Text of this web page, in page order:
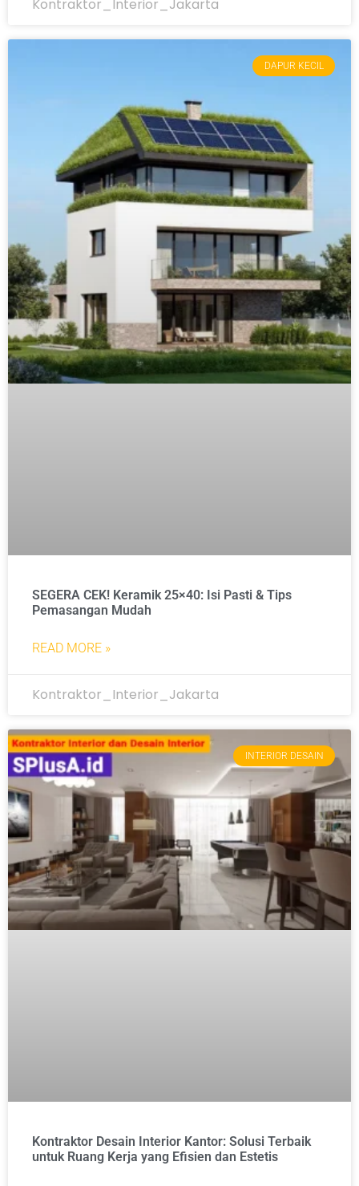
Kontraktor_Interior_Jakarta
DAPUR KECIL
SEGERA CEK! Keramik 25×40: Isi Pasti & Tips
Pemasangan Mudah
READ MORE »
Kontraktor_Interior_Jakarta
INTERIOR DESAIN
Kontraktor Desain Interior Kantor: Solusi Terbaik
untuk Ruang Kerja yang Efisien dan Estetis